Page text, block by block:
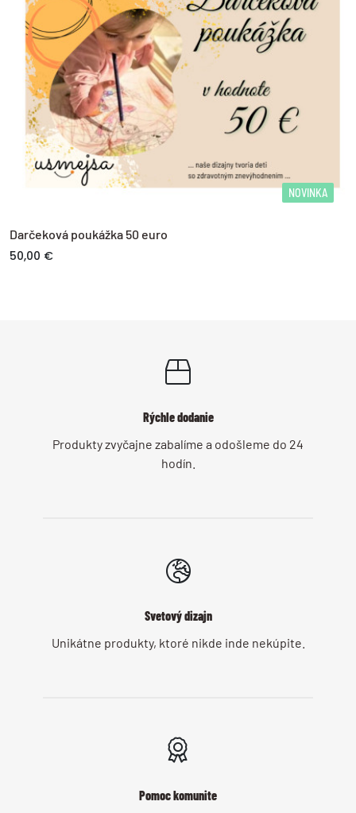
NOVINKA
Darčeková poukážka 50 euro
50,00 €
Rýchle dodanie
Produkty zvyčajne zabalíme a odošleme do 24
hodín.
Svetový dizajn
Unikátne produkty, ktoré nikde inde nekúpite.
Pomoc komunite